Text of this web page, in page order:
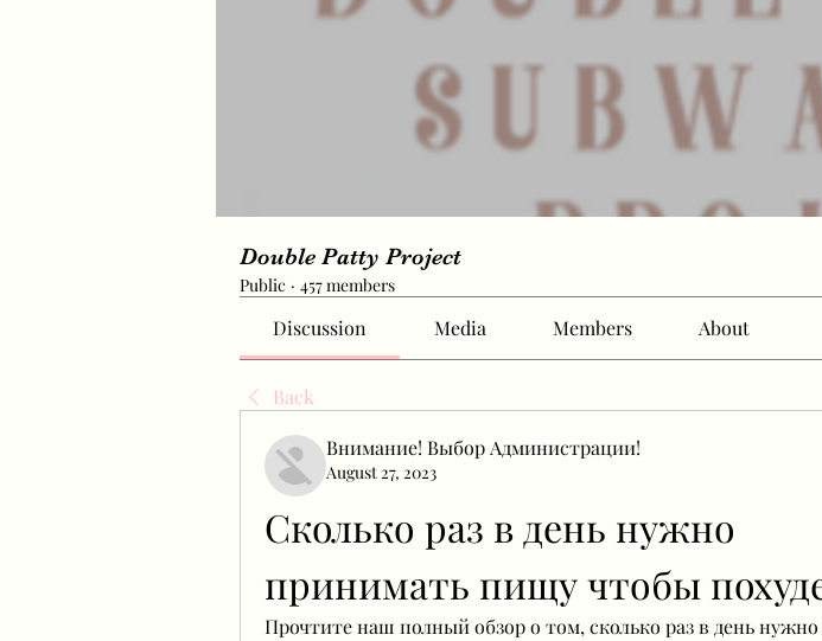
Double Patty Project
Public · 457 members
Discussion Media Members About
Back
Внимание! Выбор Администрации!
August 27, 2023
Сколько раз в день нужно
принимать пищу чтобы
Прочтите наш полный обзор о том, сколько раз в день